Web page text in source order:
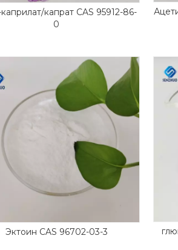
капрат CAS 95912-86-
0
Эктоин CAS 96702-03-3